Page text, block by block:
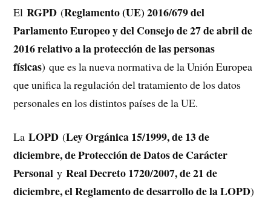
ElRGPD(Reglamento (UE) 2016/679 del
Parlamento Europeo y del Consejo de 27 de abril de
2016 relativo a la protección de las personas
físicas) que es la nueva normativa de la Unión Europea
que unifica la regulación del tratamiento de los datos
personales en los distintos países de la UE.
LaLOPD (Ley Orgánica 15/1999, de 13 de
diciembre, de Protección de Datos de Carácter
Personal yReal Decreto 1720/2007, de 21 de
diciembre, el Reglamento de desarrollo de la LOPD)